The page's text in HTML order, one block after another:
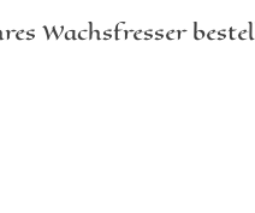
Wachsfresser